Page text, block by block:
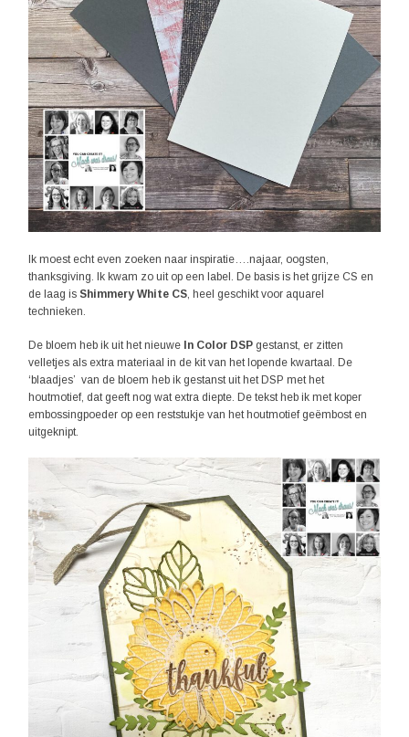
Ik moest echt even zoeken naar inspiratie….najaar, oogsten,
thanksgiving. Ik kwam zo uit op een label. De basis is het grijze CS en
de laag is Shimmery White CS , heel geschikt voor aquarel
technieken.
De bloem heb ik uit het nieuwe In Color DSP gestanst, er zitten
velletjes als extra materiaal in de kit van het lopende kwartaal. De
‘blaadjes’ van de bloem heb ik gestanst uit het DSP met het
houtmotief, dat geeft nog wat extra diepte. De tekst heb ik met koper
embossingpoeder op een reststukje van het houtmotief geëmbost en
uitgeknipt.